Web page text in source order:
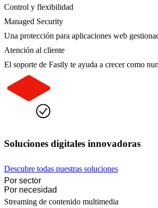
Control y flexibilidad
Managed Security
Una protección para aplicaciones web
Atención al cliente
El soporte de Fastly te ayuda a crecer como
Soluciones digitales innovadoras
Descubre todas nuestras soluciones
Por sector
Por necesidad
Streaming de contenido multimedia